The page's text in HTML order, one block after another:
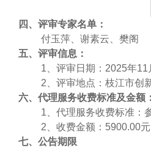
四、 评审专家名单：
付玉萍、谢素云、樊阁
五、 评审信息：
1、评审日期：2025年11
2、评审地点：枝江市创
六、 代理服务收费标准及金额：
1、代理服务收费标准：
2、收费金额：5900.00元
七、公告期限